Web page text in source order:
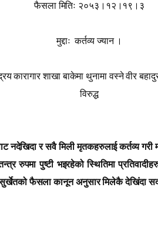
फैसला मितिः २०५३।१२।१९।३
मुद्दाः कर्तव्य ज्यान ।
कारागार शाखा बाकेमा थुनामा वस्ने वीर
विरुद्ध
र सवै मिली मृतकहरुलाई कर्तव्य गरी
रुपमा पुष्टी भइरहेको स्थितिमा
सुर्खेतको फैसला कानून अनुसार मिलेकै देखिंदा